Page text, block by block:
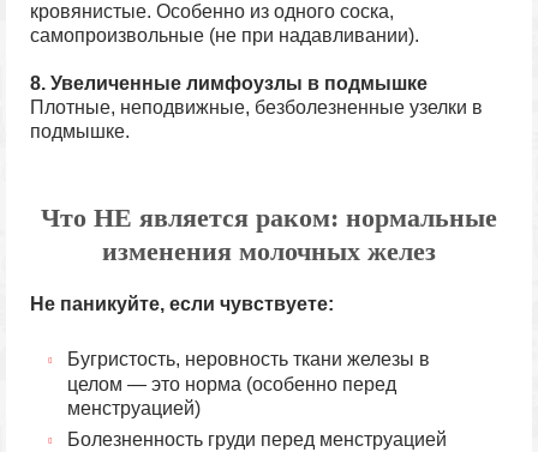
кровянистые. Особенно из одного соска,
самопроизвольные (не при надавливании).
8. Увеличенные лимфоузлы в подмышке
Плотные, неподвижные, безболезненные узелки в
подмышке.
Что НЕ является раком: нормальные
изменения молочных желез
Не паникуйте, если чувствуете:
Бугристость, неровность ткани железы в
целом — это норма (особенно перед
менструацией)
Болезненность груди перед менструацией